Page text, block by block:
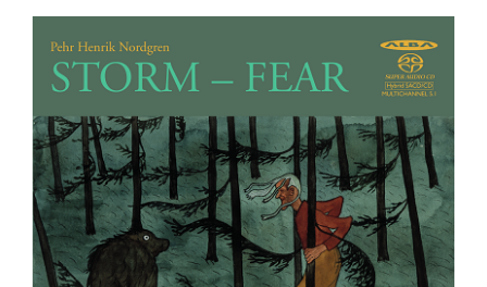
Tickets
For audience
Orchestra
Discs
News
Media